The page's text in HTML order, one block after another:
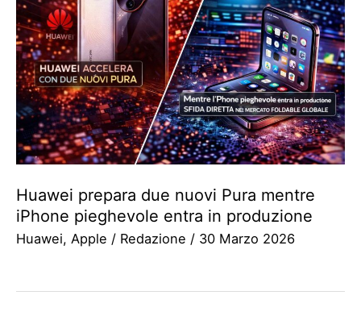
Huawei prepara due nuovi Pura mentre
iPhone pieghevole entra in produzione
Huawei, Apple / Redazione / 30 Marzo 2026